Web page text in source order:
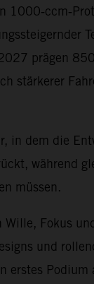
prägen
stärkerer
in dem die
während
müssen.
Wille, Fokus
und
erstes Podium